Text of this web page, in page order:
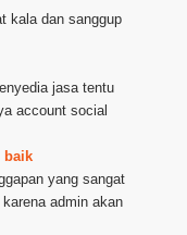
kala dan sanggup
jasa tentu
account social
baik
yang sangat
admin akan